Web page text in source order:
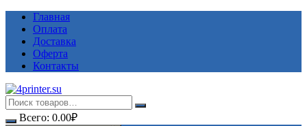
Перейти
содержимому
Главная
Оплата
Доставка
Оферта
Контакты
Всего: 0.00₽